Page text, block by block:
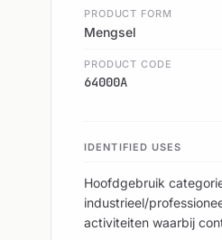
PRODUCT FORM
Mengsel
PRODUCT CODE
64000A
IDENTIFIED USES
Hoofdgebruik
industrieel/
activiteiten waarbij